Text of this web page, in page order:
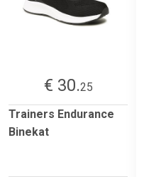
€ 30.25
Trainers Endurance
Binekat